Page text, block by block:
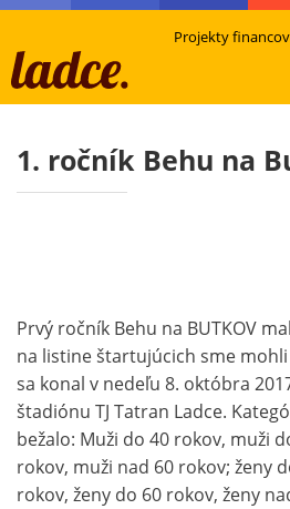
Projekty
1. ročník Behu na
Prvý ročník Behu na BUTKOV
na listine štartujúcich sme
sa konal v nedeľu 8. októbra
štadiónu TJ Tatran Ladce.
bežalo: Muži do 40 rokov, muži
rokov, muži nad 60 rokov; ženy
rokov, ženy do 60 rokov, ženy